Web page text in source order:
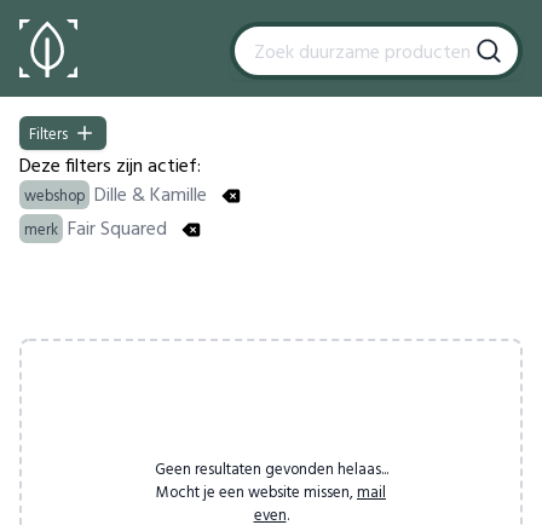
Filters
Filters
Deze filters zijn actief:
webshop Dille & Kamille
merk Fair Squared
Geen resultaten gevonden helaas...
Mocht je een website missen, mail
even.